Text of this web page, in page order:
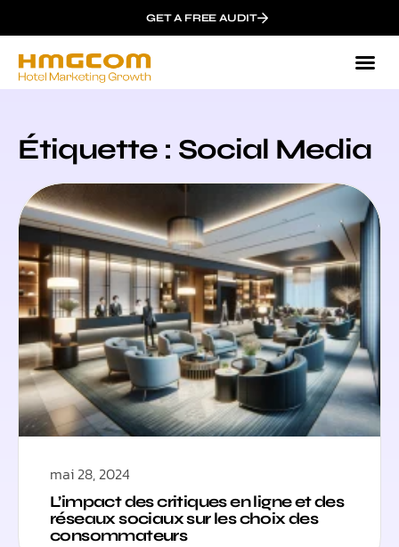
GET A FREE AUDIT
Étiquette : Social Media
mai 28, 2024
L’impact des critiques en ligne et des
réseaux sociaux sur les choix des
consommateurs